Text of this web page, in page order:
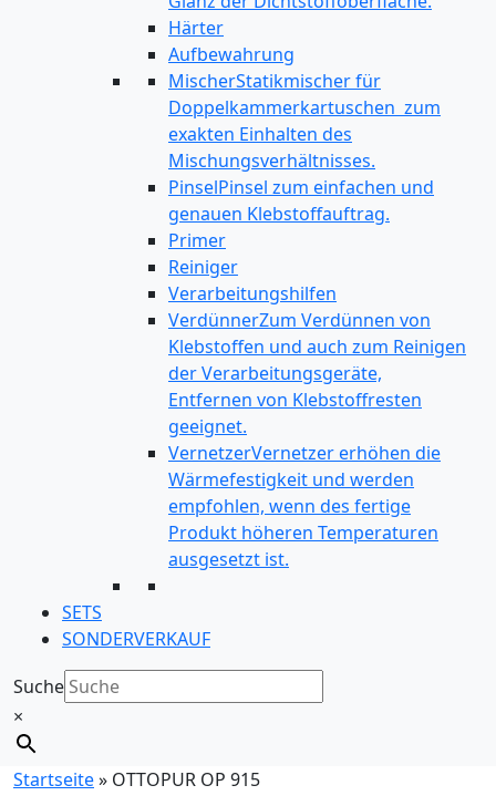
Härter
Aufbewahrung
MischerStatikmischer für
Doppelkammerkartuschen zum
exakten Einhalten des
Mischungsverhältnisses.
PinselPinsel zum einfachen und
genauen Klebstoffauftrag.
Primer
Reiniger
Verarbeitungshilfen
VerdünnerZum Verdünnen von
Klebstoffen und auch zum Reinigen
der Verarbeitungsgeräte,
Entfernen von Klebstoffresten
geeignet.
VernetzerVernetzer erhöhen die
Wärmefestigkeit und werden
empfohlen, wenn des fertige
Produkt höheren Temperaturen
ausgesetzt ist.
SETS
SONDERVERKAUF
Suche
×
Startseite» OTTOPUR OP 915